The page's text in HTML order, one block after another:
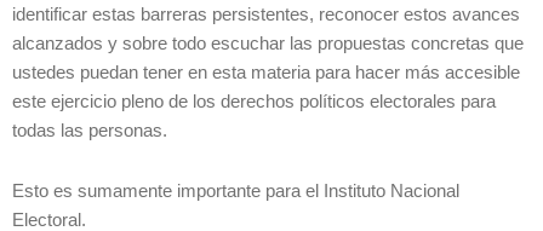
identificar estas barreras persistentes, reconocer estos avances
alcanzados y sobre todo escuchar las propuestas concretas que
ustedes puedan tener en esta materia para hacer más accesible
este ejercicio pleno de los derechos políticos electorales para
todas las personas.
Esto es sumamente importante para el Instituto Nacional
Electoral.